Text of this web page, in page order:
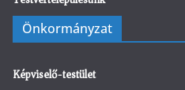
Önkormányzat
Képviselő-testület